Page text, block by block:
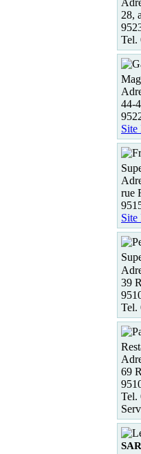
28,
Tel.
44-
Site
rue
Site
39
Tel.
69
Tel.